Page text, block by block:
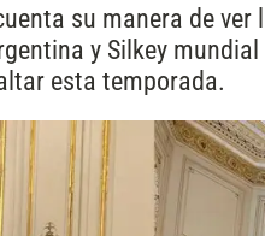
su manera de ver
y Silkey
esta temporada.